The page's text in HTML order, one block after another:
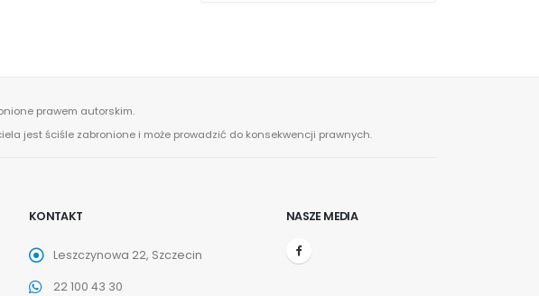
prawem autorskim.
jest ściśle zabronione i może prowadzić do konsekwencji prawnych.
KONTAKT
Leszczynowa 22, Szczecin
22 100 43 30
NASZE MEDIA